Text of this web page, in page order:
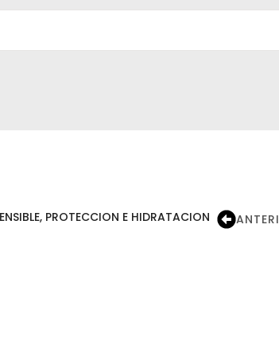
PROTECCION E HIDRATACION